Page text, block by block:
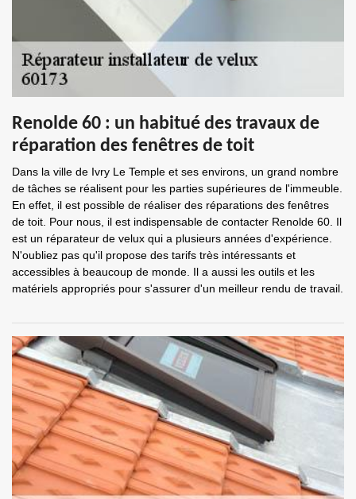
Renolde 60 : un habitué des travaux de
réparation des fenêtres de toit
Dans la ville de Ivry Le Temple et ses environs, un grand nombre
de tâches se réalisent pour les parties supérieures de l'immeuble.
En effet, il est possible de réaliser des réparations des fenêtres
de toit. Pour nous, il est indispensable de contacter Renolde 60. Il
est un réparateur de velux qui a plusieurs années d'expérience.
N'oubliez pas qu'il propose des tarifs très intéressants et
accessibles à beaucoup de monde. Il a aussi les outils et les
matériels appropriés pour s'assurer d'un meilleur rendu de travail.